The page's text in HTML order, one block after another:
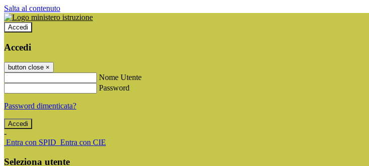
Salta al contenuto
Accedi
Accedi
button close ×
Nome Utente
Password
Password dimenticata?
-
Entra con SPID Entra con CIE
Seleziona utente